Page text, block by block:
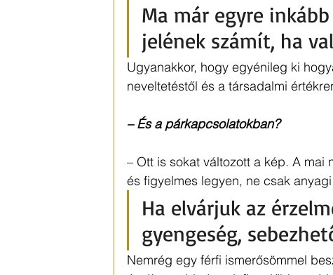
Ma már egyre
jelének számít, ha
Ugyanakkor, hogy egyénileg ki
neveltetéstől és a társadalmi
– És a párkapcsolatokban?
– Ott is sokat változott a kép. A mai
és figyelmes legyen, ne csak
Ha elvárjuk az
gyengeség,
Nemrég egy férfi ismerősömmel